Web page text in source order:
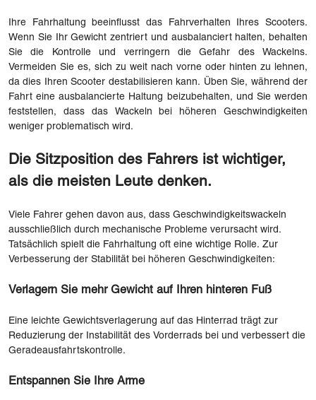
Ihre Fahrhaltung beeinflusst das Fahrverhalten Ihres Scooters.
Wenn Sie Ihr Gewicht zentriert und ausbalanciert halten, behalten
Sie die Kontrolle und verringern die Gefahr des Wackelns.
Vermeiden Sie es, sich zu weit nach vorne oder hinten zu lehnen,
da dies Ihren Scooter destabilisieren kann. Üben Sie, während der
Fahrt eine ausbalancierte Haltung beizubehalten, und Sie werden
feststellen, dass das Wackeln bei höheren Geschwindigkeiten
weniger problematisch wird.
Die Sitzposition des Fahrers ist wichtiger,
als die meisten Leute denken.
Viele Fahrer gehen davon aus, dass Geschwindigkeitswackeln
ausschließlich durch mechanische Probleme verursacht wird.
Tatsächlich spielt die Fahrhaltung oft eine wichtige Rolle. Zur
Verbesserung der Stabilität bei höheren Geschwindigkeiten:
Verlagern Sie mehr Gewicht auf Ihren hinteren Fuß
Eine leichte Gewichtsverlagerung auf das Hinterrad trägt zur
Reduzierung der Instabilität des Vorderrads bei und verbessert die
Geradeausfahrtskontrolle.
Entspannen Sie Ihre Arme